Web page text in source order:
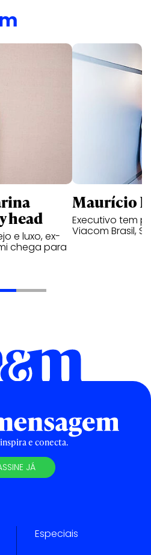
head
e luxo, ex-
chega para
Maurício
Executivo tem
Viacom Brasil,
e conecta.
JÁ
Especiais